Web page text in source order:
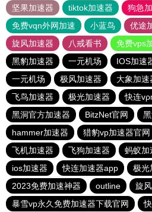
坚果加速器
tiktok加速器
狗急
免费vqn外网加速
小蓝鸟 优途
旋风加速器
八戒看书
免费vps
黑豹加速器
一元机场 IOS加速
一元机场
极风加速器 大象加速
飞鸟加速器
极光加速器
快连
黑洞官方加速器
BitzNet官网
hammer加速器
猎豹vp加速器官网
飞机加速器
飞狗加速器
蚂蚁加
ios加速器
快连加速器app 极光
2023免费加速神器
outline
旋
暴雪vp永久免费加速器下载官网